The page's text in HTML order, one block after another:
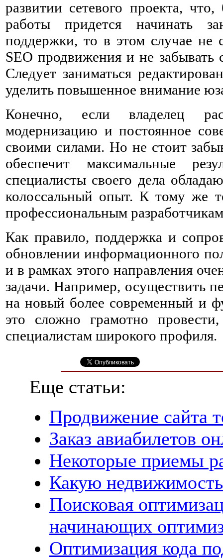
развитии сетевого проекта,
работы придется начинать
поддержки, то в этом случае не
SEO продвижения и не забывать
Следует заниматься
уделить повышенное внимание
Конечно, если владелец
модернизацию и постоянное
своими силами. Но не стоит
обеспечит максимальные
специалисты своего дела
колоссальный опыт. К тому же
профессиональным
Как правило, поддержка и
обновлении информационного
и в рамках этого направления
задачи. Например, осуществить
на новый более современный и
это сложно грамотно
специалистам широкого профиля.
Еще статьи:
Продвижение сайта
Заказ авиабилетов
Некоторые приемы
Какую
Поисковая
начинающих
Оптимизация кода